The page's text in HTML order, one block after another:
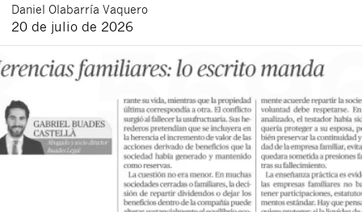
Daniel Olabarría Vaquero
20 de julio de 2026